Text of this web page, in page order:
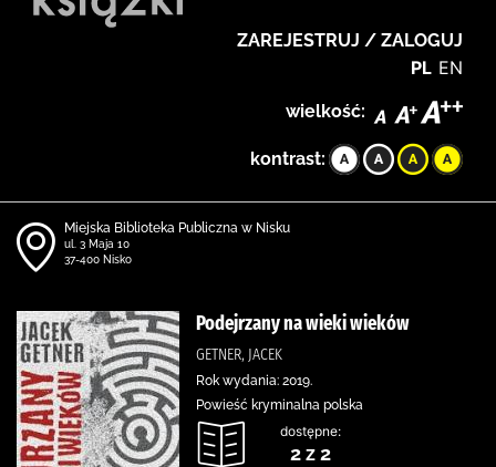
ZAREJESTRUJ / ZALOGUJ
PL EN
wielkość:
kontrast:
Miejska Biblioteka Publiczna w Nisku
ul. 3 Maja 10
37-400 Nisko
Podejrzany na wieki wieków
GETNER, JACEK
Rok wydania: 2019.
Powieść kryminalna polska
dostępne:
2 z 2